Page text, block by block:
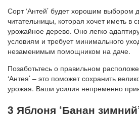
Сорт ‘Антей’ будет хорошим выбором
читательницы, которая хочет иметь в
урожайное дерево. Оно легко
условиям и требует минимального
незаменимым помощником на даче.
Позаботьтесь о правильном
‘Антея’ – это поможет сохранить
урожая. Ваши усилия непременно
3 Яблоня ‘Банан